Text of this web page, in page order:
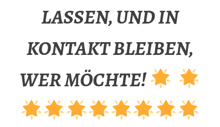
LASSEN, UND IN
KONTAKT BLEIBEN,
WER MÖCHTE!